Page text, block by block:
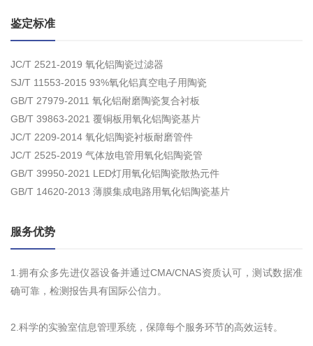
鉴定标准
JC/T 2521-2019 氧化铝陶瓷过滤器
SJ/T 11553-2015 93%氧化铝真空电子用陶瓷
GB/T 27979-2011 氧化铝耐磨陶瓷复合衬板
GB/T 39863-2021 覆铜板用氧化铝陶瓷基片
JC/T 2209-2014 氧化铝陶瓷衬板耐磨管件
JC/T 2525-2019 气体放电管用氧化铝陶瓷管
GB/T 39950-2021 LED灯用氧化铝陶瓷散热元件
GB/T 14620-2013 薄膜集成电路用氧化铝陶瓷基片
服务优势
1.拥有众多先进仪器设备并通过CMA/CNAS资质认可，测试数据准
确可靠，检测报告具有国际公信力。
2.科学的实验室信息管理系统，保障每个服务环节的高效运转。